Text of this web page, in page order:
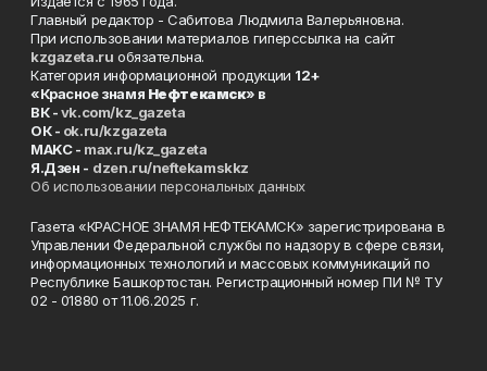
Главный редактор - Сабитова Людмила Валерьяновна.
При использовании материалов гиперссылка на сайт
kzgazeta.ru обязательна.
Категория информационной продукции 12+
«Красное знамя Нефтекамск» в
ВК -vk.com/kz_gazeta
ОК - ok.ru/kzgazeta
MAKC - max.ru/kz_gazeta
Я.Дзен - dzen.ru/neftekamskkz
Об использовании персональных данных
Газета «КРАСНОЕ ЗНАМЯ НЕФТЕКАМСК» зарегистрирована в
Управлении Федеральной службы по надзору в сфере связи,
информационных технологий и массовых коммуникаций по
Республике Башкортостан. Регистрационный номер ПИ № ТУ
02 - 01880 от 11.06.2025 г.